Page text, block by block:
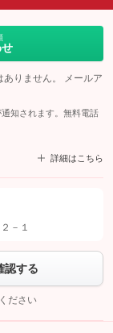
りません。 メールア
知されます。無料電話
詳細はこちら
許可する」ボタンを押
せを
－１
認する
ださい